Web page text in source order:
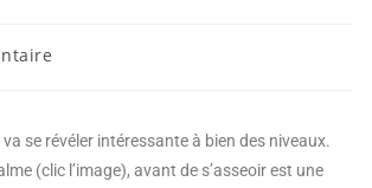
va se révéler intéressante à bien des niveaux.
(clic l’image), avant de s’asseoir est une